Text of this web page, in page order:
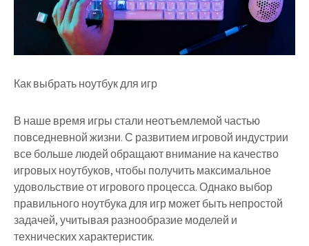
Как выбрать ноутбук для игр
В наше время игры стали неотъемлемой частью
повседневной жизни. С развитием игровой индустрии
все больше людей обращают внимание на качество
игровых ноутбуков, чтобы получить максимальное
удовольствие от игрового процесса. Однако выбор
правильного ноутбука для игр может быть непростой
задачей, учитывая разнообразие моделей и
технических характеристик.